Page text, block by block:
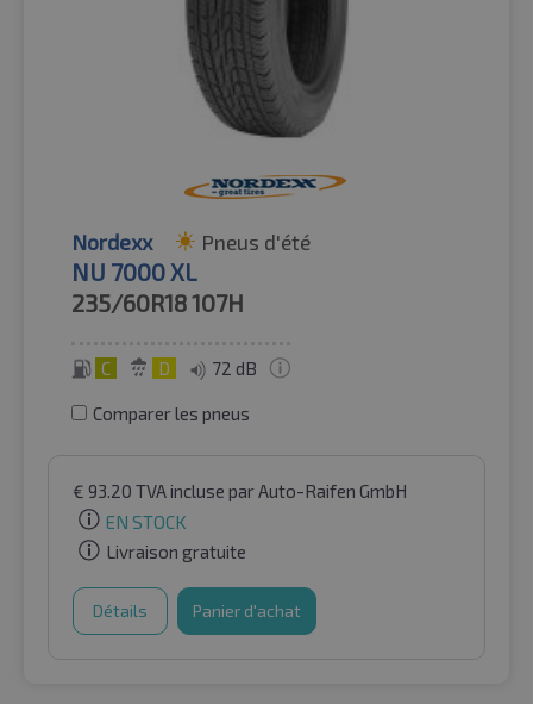
Nordexx Pneus d'été
NU 7000 XL
235/60R18107H
C D 72 dB
Comparer les pneus
€ 93.20 TVA incluse par Auto-Raifen GmbH
EN STOCK
Livraison gratuite
Détails Panier d'achat